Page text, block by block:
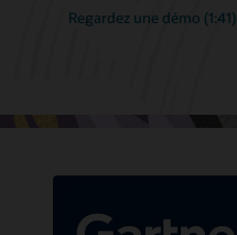
Regardez une démo (1:41)